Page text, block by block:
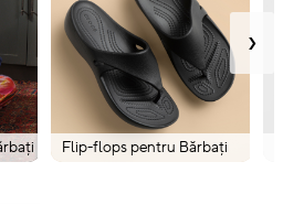
Flip-flops pentru Bărbați
›